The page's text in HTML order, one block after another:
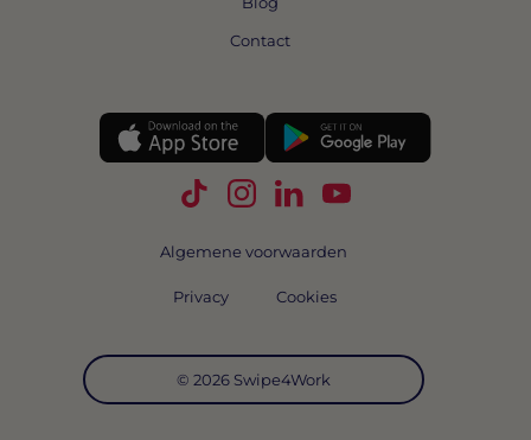
Contact
Volg Swipe4Work op TikTok
Volg Swipe4Work op
Volg Swipe4Work op
Volg Swipe4Work
© 2026 Swipe4Work
Algemene voorwaarden
Privacy Cookies